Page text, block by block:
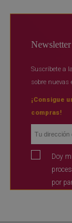
Newsletter
Suscríbete a
sobre
¡Consigue
compras!
Doy
por